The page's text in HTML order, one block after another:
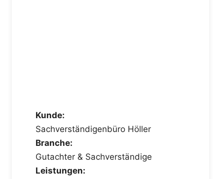
Kunde:
Sachverständigenbüro Höller
Branche:
Gutachter & Sachverständige
Leistungen: